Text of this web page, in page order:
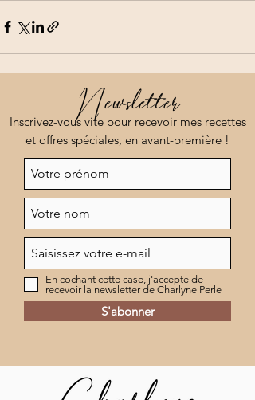
Posts récents Voir tout
Newsletter
Inscrivez-vous vite pour recevoir mes recettes
et offres spéciales, en avant-première !
En cochant cette case, j'accepte de
recevoir la newsletter de Charlyne Perle
S'abonner